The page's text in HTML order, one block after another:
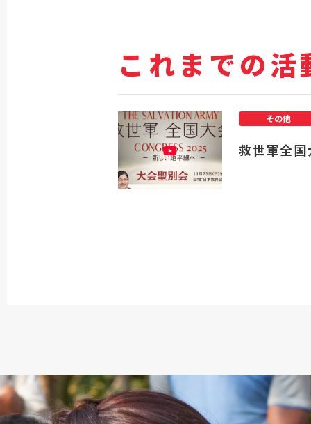
これまでの活
救世軍全
その他